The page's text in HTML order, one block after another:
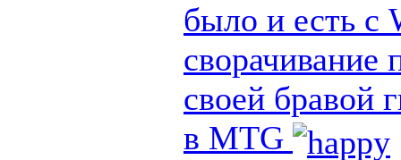
было и есть с
сворачивание
своей бравой
в MTG